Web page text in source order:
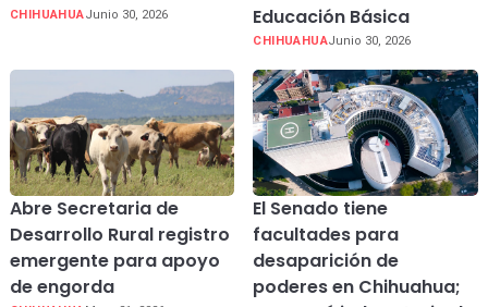
CHIHUAHUAJunio 30, 2026
Educación Básica
CHIHUAHUAJunio 30, 2026
Abre Secretaria de
Desarrollo Rural registro
emergente para apoyo
de engorda
El Senado tiene
facultades para
desaparición de
poderes en Chihuahua;